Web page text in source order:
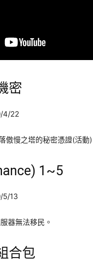
密
4/22
傲慢之塔的秘密憑證(活
1~5
5/13
器無法移民。
合包